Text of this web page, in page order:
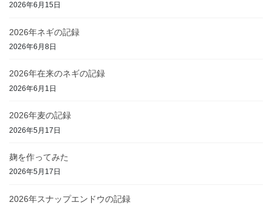
2026年6月15日
2026年ネギの記録
2026年6月8日
2026年在来のネギの記録
2026年6月1日
2026年麦の記録
2026年5月17日
麹を作ってみた
2026年5月17日
2026年スナップエンドウの記録